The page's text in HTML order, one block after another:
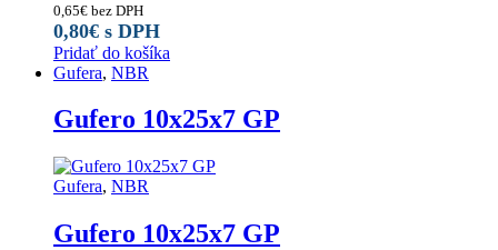
0,65€ bez DPH
0,80€ s DPH
Pridať do košíka
Gufera, NBR
Gufero 10x25x7 GP
Gufera, NBR
Gufero 10x25x7 GP